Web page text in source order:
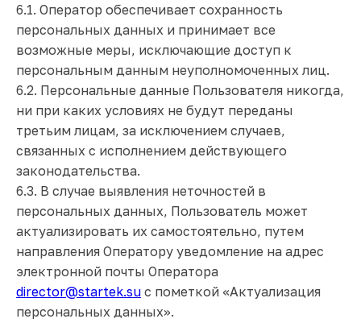
6.1. Оператор обеспечивает сохранность
персональных данных и принимает все
возможные меры, исключающие доступ к
персональным данным неуполномоченных лиц.
6.2. Персональные данные Пользователя никогда,
ни при каких условиях не будут переданы
третьим лицам, за исключением случаев,
связанных с исполнением действующего
законодательства.
6.3. В случае выявления неточностей в
персональных данных, Пользователь может
актуализировать их самостоятельно, путем
направления Оператору уведомление на адрес
электронной почты Оператора
director@startek.su с пометкой «Актуализация
персональных данных».